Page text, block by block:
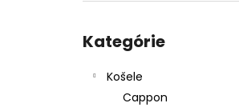
kategórie
Kategórie
Košele
Cappon
PÁNSKY OBLEK TIM 2025